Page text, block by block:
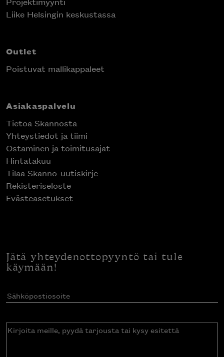
Liike Helsingin keskustassa
Outlet
Poistuvat mallikappaleet
Asiakaspalvelu
Tietoa Skannosta
Yhteystiedot ja tiimi
Ostaminen ja toimitusajat
Hintatakuu
Tilaa Skanno-uutiskirje
Rekisteriseloste
Evästeasetukset
Jätä yhteydenottopyyntö tai tule
käymään!
Sähköpostiosoite(Pakollinen)
Kirjoita